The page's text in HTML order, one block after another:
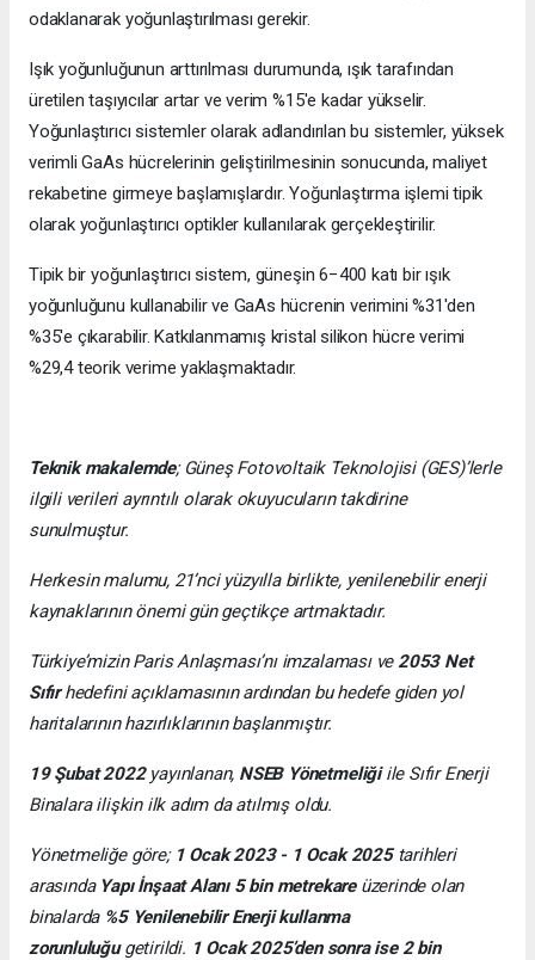
odaklanarak yoğunlaştırılması gerekir.
Işık yoğunluğunun arttırılması durumunda, ışık tarafından
üretilen taşıyıcılar artar ve verim %15'e kadar yükselir.
Yoğunlaştırıcı sistemler olarak adlandırılan bu sistemler, yüksek
verimli GaAs hücrelerinin geliştirilmesinin sonucunda, maliyet
rekabetine girmeye başlamışlardır. Yoğunlaştırma işlemi tipik
olarak yoğunlaştırıcı optikler kullanılarak gerçekleştirilir.
Tipik bir yoğunlaştırıcı sistem, güneşin 6−400 katı bir ışık
yoğunluğunu kullanabilir ve GaAs hücrenin verimini %31'den
%35'e çıkarabilir. Katkılanmamış kristal silikon hücre verimi
%29,4 teorik verime yaklaşmaktadır.
Teknik makalemde; Güneş Fotovoltaik Teknolojisi (GES)’lerle
ilgili verileri ayrıntılı olarak okuyucuların takdirine
sunulmuştur.
Herkesin malumu, 21’nci yüzyılla birlikte, yenilenebilir enerji
kaynaklarının önemi gün geçtikçe artmaktadır.
Türkiye’mizin Paris Anlaşması’nı imzalaması ve2053 Net
Sıfırhedefini açıklamasının ardından bu hedefe giden yol
haritalarının hazırlıklarının başlanmıştır.
19 Şubat 2022 yayınlanan, NSEB Yönetmeliğiile Sıfır Enerji
Binalara ilişkin ilk adım da atılmış oldu.
Yönetmeliğe göre; 1 Ocak 2023 - 1 Ocak 2025 tarihleri
arasında Yapı İnşaat Alanı 5 bin metrekare üzerinde olan
binalarda%5 Yenilenebilir Enerji kullanma
zorunluluğugetirildi. 1 Ocak 2025’den sonra ise 2 bin